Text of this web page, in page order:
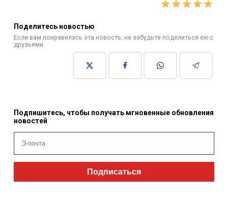
Поделитесь новостью
Если вам понравилась эта новость, не забудьте поделиться ею с
друзьями
Подпишитесь, чтобы получать мгновенные обновления
новостей
Подписаться